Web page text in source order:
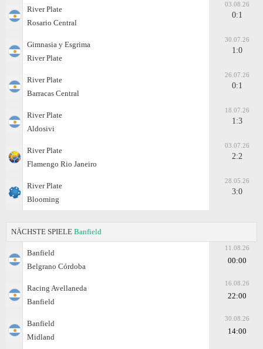
River Plate
Rosario Central
03.08.26
0:1
Gimnasia y Esgrima
River Plate
30.07.26
1:0
River Plate
Barracas Central
26.07.26
0:1
River Plate
Aldosivi
18.07.26
1:3
River Plate
Flamengo Rio Janeiro
03.07.26
2:2
River Plate
Blooming
28.05.26
3:0
NÄCHSTE SPIELE Banfield
Banfield
Belgrano Córdoba
11.08.26
00:00
Racing Avellaneda
Banfield
16.08.26
22:00
Banfield
Midland
30.08.26
14:00